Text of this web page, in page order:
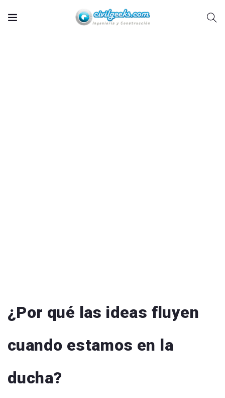
¿Por qué las ideas fluyen
cuando estamos en la
ducha?